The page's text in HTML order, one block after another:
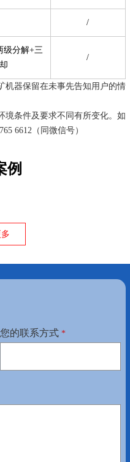
/
级分解+三
/
机器保留在未事先告知用户的情
境条件及要求不同有所变化。如
6612（同微信号）
例
您的联系方式*